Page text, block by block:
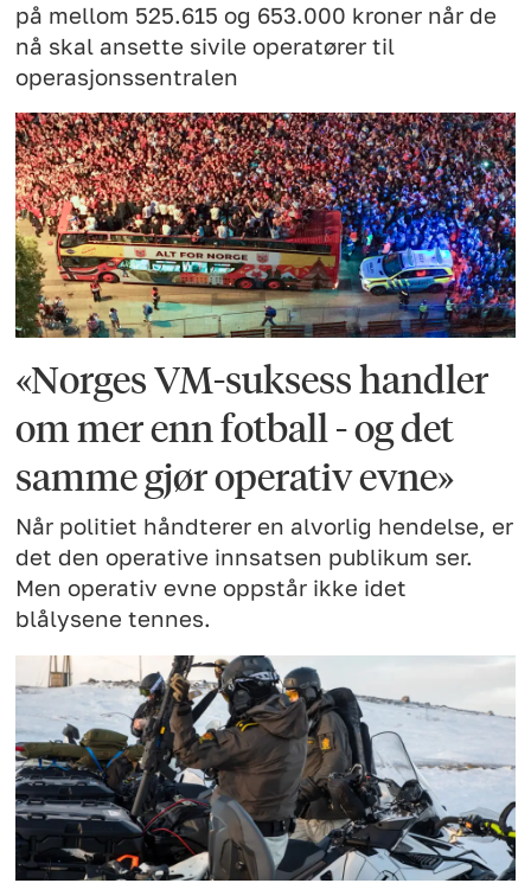
på mellom 525.615 og 653.000 kroner når de
nå skal ansette sivile operatører til
operasjonssentralen
«Norges VM-suksess handler
om mer enn fotball - og det
samme gjør operativ evne»
Når politiet håndterer en alvorlig hendelse, er
det den operative innsatsen publikum ser.
Men operativ evne oppstår ikke idet
blålysene tennes.